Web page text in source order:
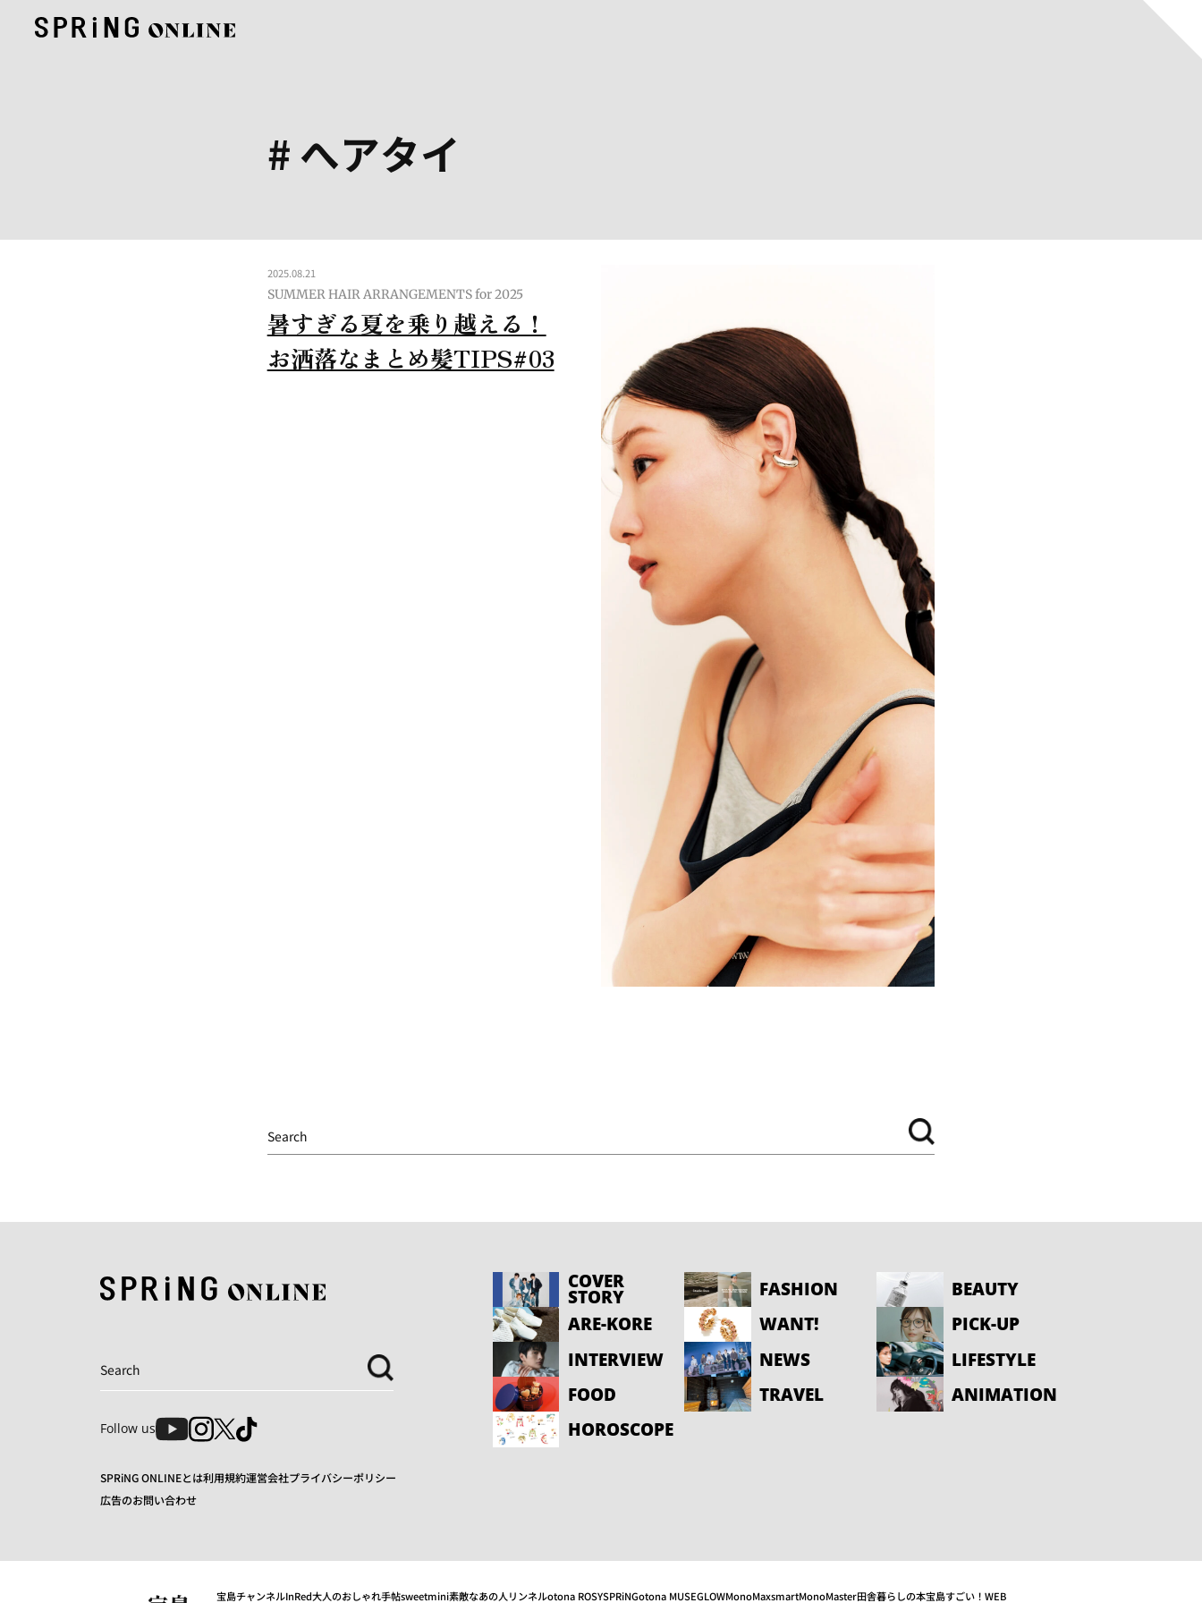
# へアタイ
2025.08.21
SUMMER HAIR ARRANGEMENTS for 2025
暑すぎる夏を乗り越える！
お洒落なまとめ髪TIPS#03
Follow us
SPRiNG ONLINEとは利用規約運営会社プライバシーポリシー
広告のお問い合わせ
COVER
STORY FASHION
BEAUTY
ARE-KORE
WANT!
PICK-UP
INTERVIEW
NEWS
LIFESTYLE
FOOD
TRAVEL
ANIMATION
HOROSCOPE
宝島チャンネルInRed大人のおしゃれ手帖sweetmini素敵なあの人 リンネルotona ROSYSPRiNGotona MUSEGLOWMonoMaxsmartMonoMaster田舎暮らしの本宝島すごい！WEB